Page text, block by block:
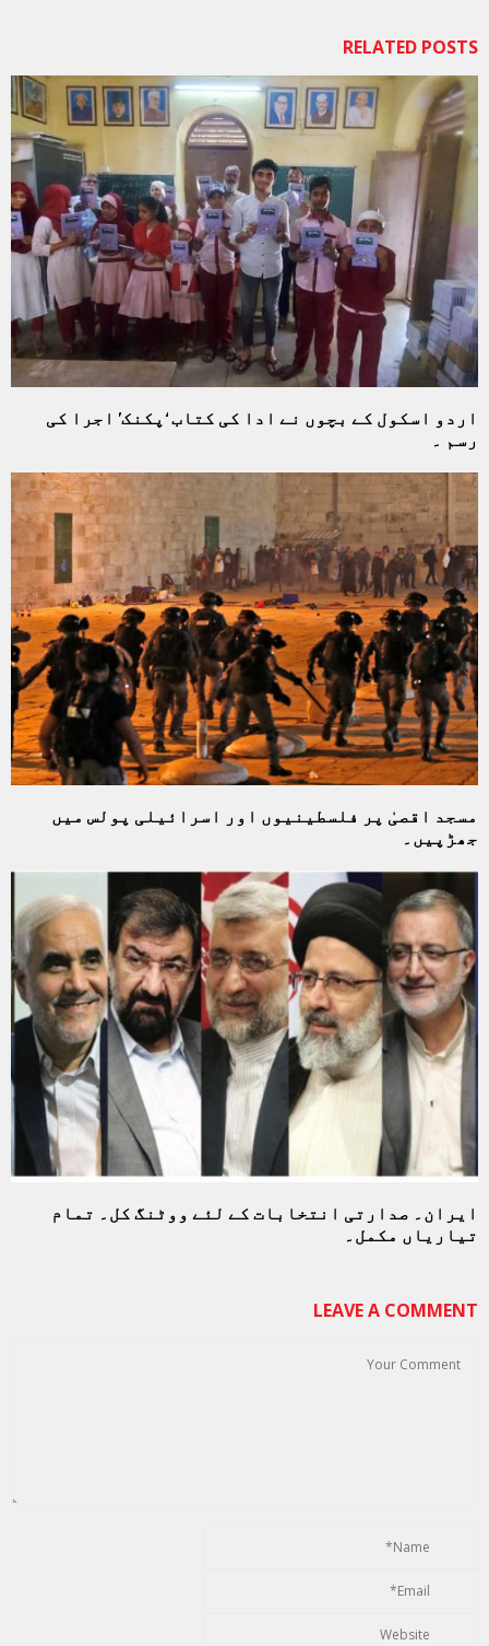
RELATED POSTS
اردو اسکول کے بچوں نے ادا کی کتاب ‘پکنک’ اجرا کی
رسم ۔
مسجد اقصیٰ پر فلسطینیوں اور اسرائیلی پولس میں
جھڑپیں۔
ایران۔ صدارتی انتخابات کے لئے ووٹنگ کل۔ تمام
تیاریاں مکمل۔
LEAVE A COMMENT